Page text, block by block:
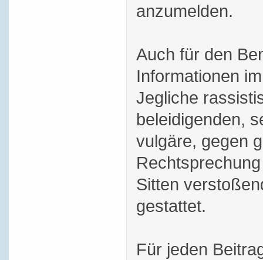
anzumelden.
Auch für den
Informationen
Jegliche
beleidigenden,
vulgäre, gegen
Sitten
gestattet.
Für jeden